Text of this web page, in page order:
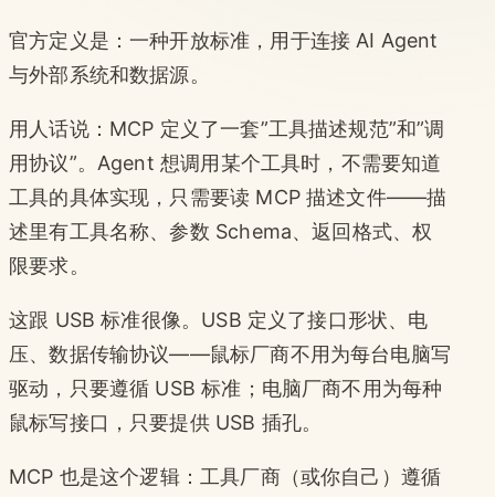
官方定义是：一种开放标准，用于连接 AI Agent
与外部系统和数据源。
用人话说：MCP 定义了一套”工具描述规范”和”调
用协议”。Agent 想调用某个工具时，不需要知道
工具的具体实现，只需要读 MCP 描述文件——描
述里有工具名称、参数 Schema、返回格式、权
限要求。
这跟 USB 标准很像。USB 定义了接口形状、电
压、数据传输协议——鼠标厂商不用为每台电脑写
驱动，只要遵循 USB 标准；电脑厂商不用为每种
鼠标写接口，只要提供 USB 插孔。
MCP 也是这个逻辑：工具厂商（或你自己）遵循